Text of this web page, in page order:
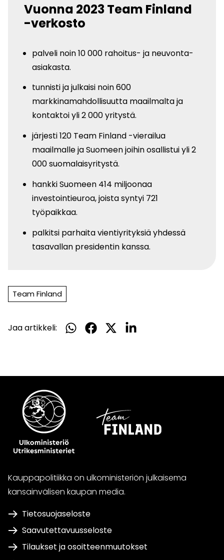
Vuonna 2023 Team Finland
-verkosto
palveli noin 10 000 rahoitus- ja neuvonta-
asiakasta.
tunnisti ja julkaisi noin 600
markkinamahdollisuutta maailmalta ja
kontaktoi yli 2 000 yritystä.
järjesti 120 Team Finland -vierailua
maailmalle ja Suomeen joihin osallistui yli 2
000 suomalaisyritystä.
hankki Suomeen 414 miljoonaa
investointieuroa, joista syntyi 721
työpaikkaa.
palkitsi parhaita vientiyrityksiä yhdessä
tasavallan presidentin kanssa.​
Team Finland
Jaa artikkeli:
Jaa
Jaa
Jaa
Jaa
Kauppapolitiikka on ulkoministeriön julkaisema
kansainvälisen kaupan media.
Tietosuojaseloste
Saavutettavuusseloste
Tilaukset ja osoitteenmuutokset